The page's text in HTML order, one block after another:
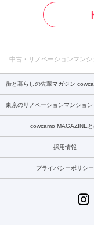
中古・リノベーションマン
街と暮らしの先輩マガジン
東京のリノベーションマンショ
cowcamo MAGAZINEと
採用情報
プライバシーポリシー